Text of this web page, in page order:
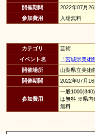
開催期間
2022年07月
参加費用
入場無料
カテゴリ
芸術
イベント名
「宮城県美
開催場所
山梨県立美術
開催期間
2022年07月
参加費用
一般
は無料 ※県内
無料